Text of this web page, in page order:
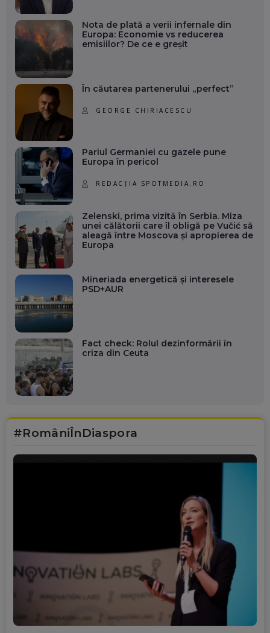
Nota de plată a verii infernale din
Europa: Economie vs reducerea
emisiilor? De ce e greșit
În căutarea partenerului „perfect”
GEORGE CHIRIACESCU
Pariul Germaniei cu gazele pune
Europa în pericol
REDACȚIA SPOTMEDIA.RO
Zelenski, prima vizită în Serbia. Miza
unei călătorii care îl obligă pe Vučić să
aleagă între Moscova și apropierea de
Europa
Mineriada energetică și interesele
PSD+AUR
Fact check: Rolul dezinformării în
criza din Ceuta
#RomâniÎnDiaspora